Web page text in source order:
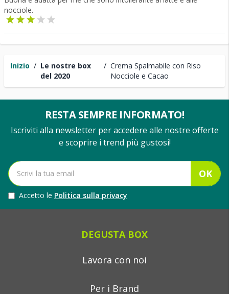
Inizio / Le nostre box
del 2020
/ Crema Spalmabile con Riso
Nocciole e Cacao
nocciole.
RESTA SEMPRE INFORMATO!
Iscriviti alla newsletter per accedere alle nostre offerte
e scoprire i trend più gustosi!
OK
Accetto le Politica sulla privacy
DEGUSTA BOX
Lavora con noi
Per i Brand